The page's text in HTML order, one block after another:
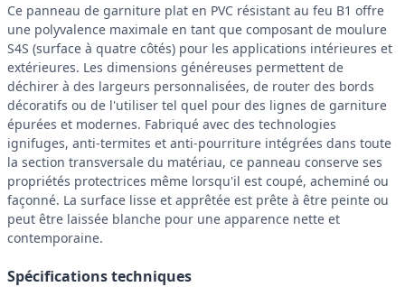
Ce panneau de garniture plat en PVC résistant au feu B1 offre
une polyvalence maximale en tant que composant de moulure
S4S (surface à quatre côtés) pour les applications intérieures et
extérieures. Les dimensions généreuses permettent de
déchirer à des largeurs personnalisées, de router des bords
décoratifs ou de l'utiliser tel quel pour des lignes de garniture
épurées et modernes. Fabriqué avec des technologies
ignifuges, anti-termites et anti-pourriture intégrées dans toute
la section transversale du matériau, ce panneau conserve ses
propriétés protectrices même lorsqu'il est coupé, acheminé ou
façonné. La surface lisse et apprêtée est prête à être peinte ou
peut être laissée blanche pour une apparence nette et
contemporaine.
Spécifications techniques